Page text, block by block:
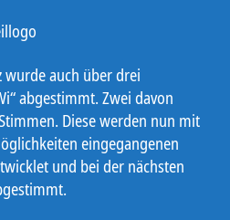
auch über drei
abgestimmt. Zwei davon
Diese werden nun mit
eingegangenen
und bei der nächsten